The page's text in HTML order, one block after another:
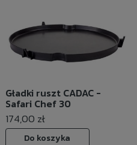
Gładki ruszt CADAC -
Safari Chef 30
174,00 zł
Do koszyka